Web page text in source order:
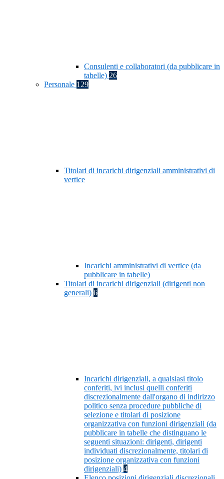
Consulenti e collaboratori (da pubblicare in
tabelle) 26
Personale 129
Titolari di incarichi dirigenziali amministrativi di
vertice
Incarichi amministrativi di vertice (da
pubblicare in tabelle)
Titolari di incarichi dirigenziali (dirigenti non
generali) 6
Incarichi dirigenziali, a qualsiasi titolo
conferiti, ivi inclusi quelli conferiti
discrezionalmente dall'organo di indirizzo
politico senza procedure pubbliche di
selezione e titolari di posizione
organizzativa con funzioni dirigenziali (da
pubblicare in tabelle che distinguano le
seguenti situazioni: dirigenti, dirigenti
individuati discrezionalmente, titolari di
posizione organizzativa con funzioni
dirigenziali) 4